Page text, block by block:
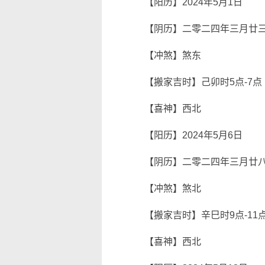
【阳历】2024年5月1日
【阴历】二零二四年三月廿
【冲煞】煞东
【搬家吉时】己卯时5点-7点
【喜神】西北
【阳历】2024年5月6日
【阴历】二零二四年三月廿
【冲煞】煞北
【搬家吉时】辛巳时9点-11
【喜神】西北